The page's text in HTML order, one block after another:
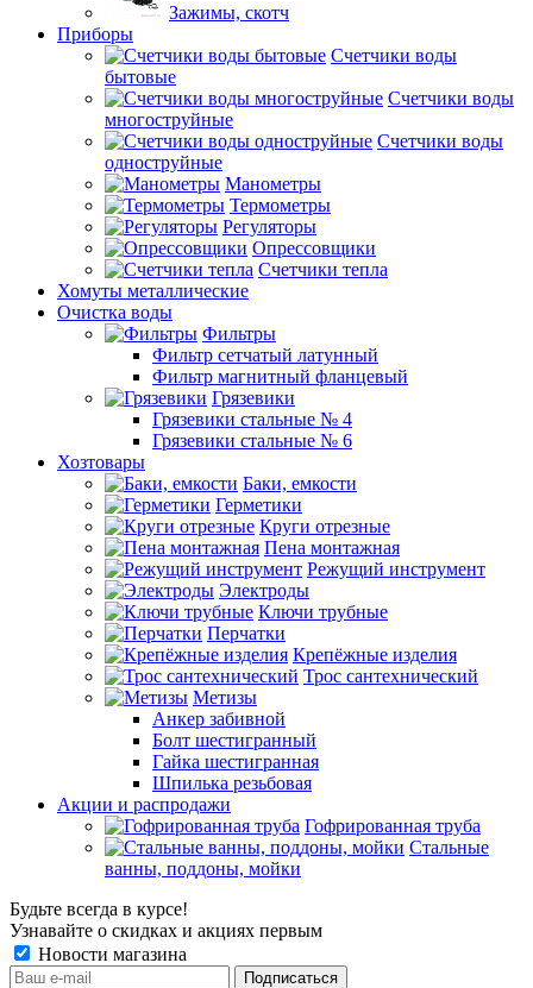
Зажимы, скотч
Приборы
Счетчики воды
бытовые
Счетчики воды
многоструйные
Счетчики воды
одноструйные
Манометры
Термометры
Регуляторы
Опрессовщики
Счетчики тепла
Хомуты металлические
Очистка воды
Фильтры
Фильтр сетчатый латунный
Фильтр магнитный фланцевый
Грязевики
Грязевики стальные № 4
Грязевики стальные № 6
Хозтовары
Баки, емкости
Герметики
Круги отрезные
Пена монтажная
Режущий инструмент
Электроды
Ключи трубные
Перчатки
Крепёжные изделия
Трос сантехнический
Метизы
Анкер забивной
Болт шестигранный
Гайка шестигранная
Шпилька резьбовая
Акции и распродажи
Гофрированная труба
Стальные
ванны, поддоны, мойки
Будьте всегда в курсе!
Узнавайте о скидках и акциях первым
Новости магазина